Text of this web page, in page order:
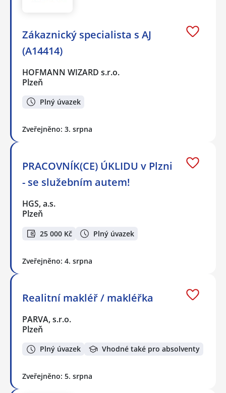
Zákaznický specialista s AJ
(A14414)
HOFMANN WIZARD s.r.o.
Plzeň
Plný úvazek
Zveřejněno: 3. srpna
PRACOVNÍK(CE) ÚKLIDU v Plzni
- se služebním autem!
HGS, a.s.
Plzeň
25 000 Kč Plný úvazek
Zveřejněno: 4. srpna
Realitní makléř / makléřka
PARVA, s.r.o.
Plzeň
Plný úvazek Vhodné také pro absolventy
Zveřejněno: 5. srpna